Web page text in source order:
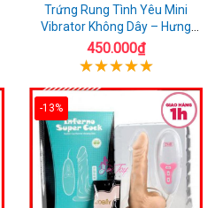
Trứng Rung Tình Yêu Mini
Vibrator Không Dây – Hưng
Phấn Mọi Nơi
450.000₫
-13%